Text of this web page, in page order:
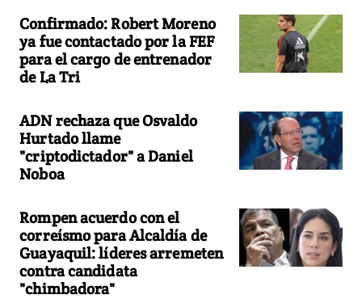
Confirmado: Robert Moreno
ya fue contactado por la FEF
para el cargo de entrenador
de La Tri
ADN rechaza que Osvaldo
Hurtado llame
"criptodictador" a Daniel
Noboa
Rompen acuerdo con el
correísmo para Alcaldía de
Guayaquil: líderes arremeten
contra candidata
"chimbadora"